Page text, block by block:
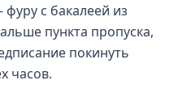
с бакалеей из
пункта пропуска,
покинуть
часов.